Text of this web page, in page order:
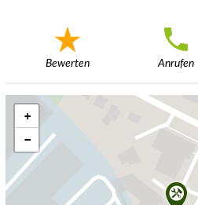
Bewerten Anrufen
+
−